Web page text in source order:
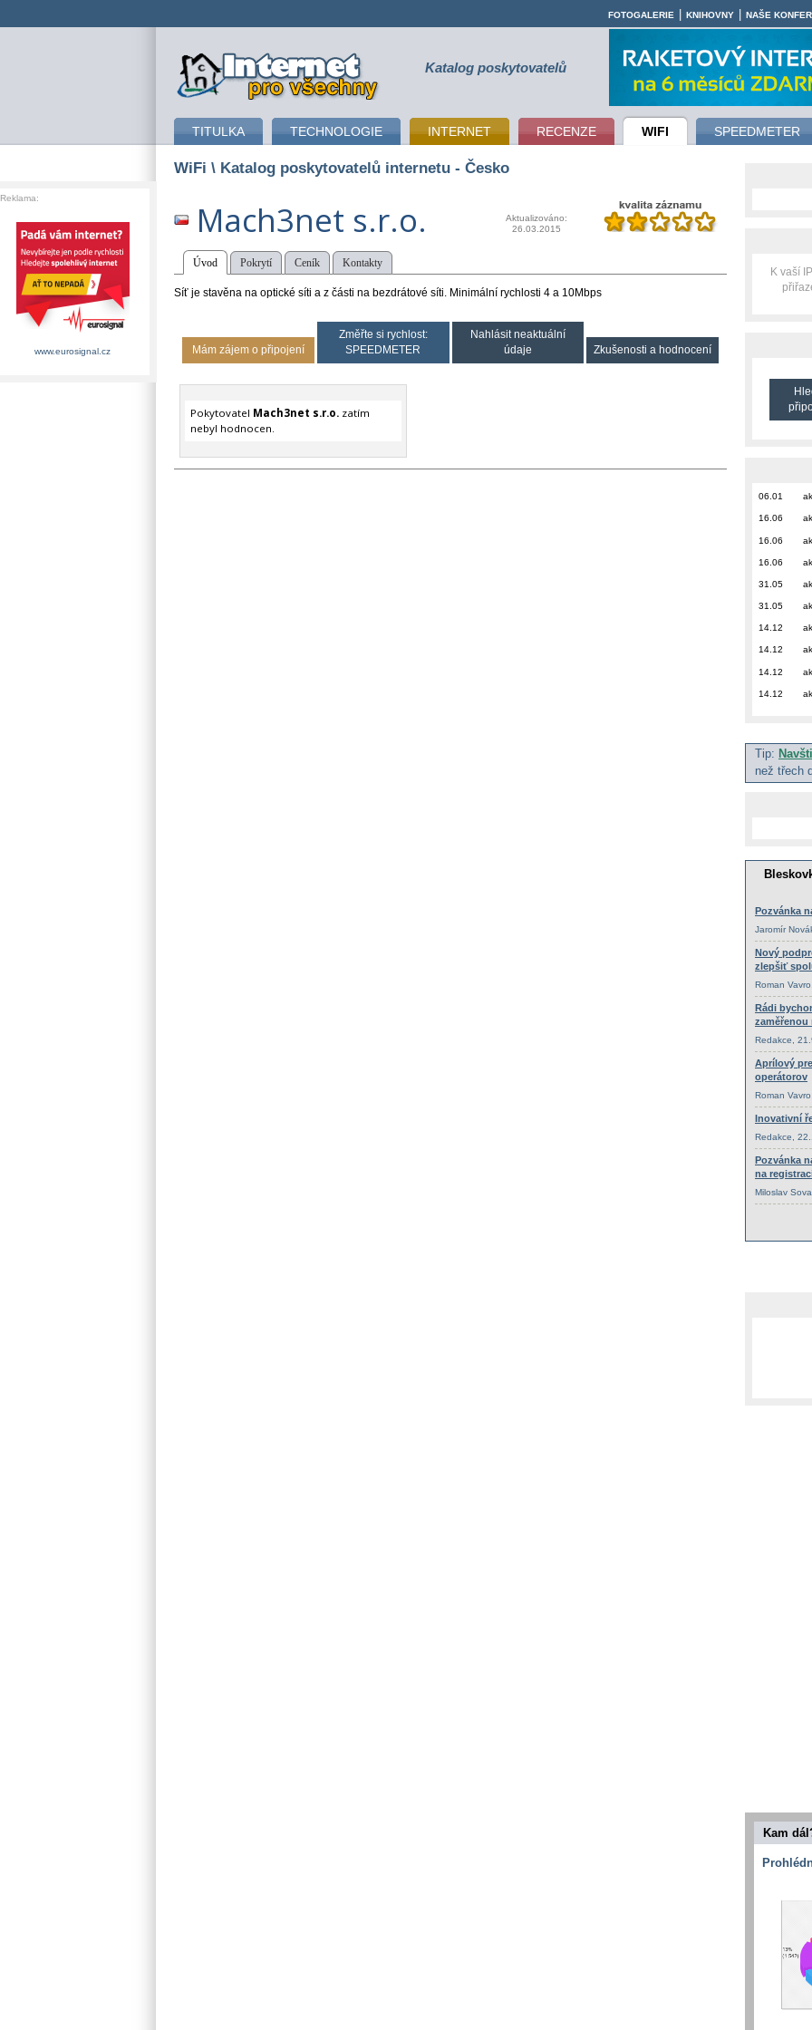
připojení k internetu Katalog poskytovatelů
TITULKA TECHNOLOGIE INTERNET RECENZE WIFI SPEEDMETER
FOTOGALERIE KNIHOVNY NAŠE
WiFi \ Katalog poskytovatelů internetu - Česko
Mach3net s.r.o.
Aktualizováno:
26.03.2015
Úvod Pokrytí Ceník Kontakty
Síť je stavěna na optické síti a z části na bezdrátové síti. Minimální rychlosti 4 a 10Mbps
Mám zájem o připojení
Změřte si rychlost:
SPEEDMETER
Nahlásit neaktuální
údaje
Zkušenosti a hodnocení
Pokytovatel Mach3net s.r.o.zatím
nebyl hodnocen.
K vaší
06.01
16.06
16.06
16.06
31.05
31.05
14.12
14.12
14.12
14.12
Tip:
než třech
Kam
Reklama:
www.eurosignal.cz